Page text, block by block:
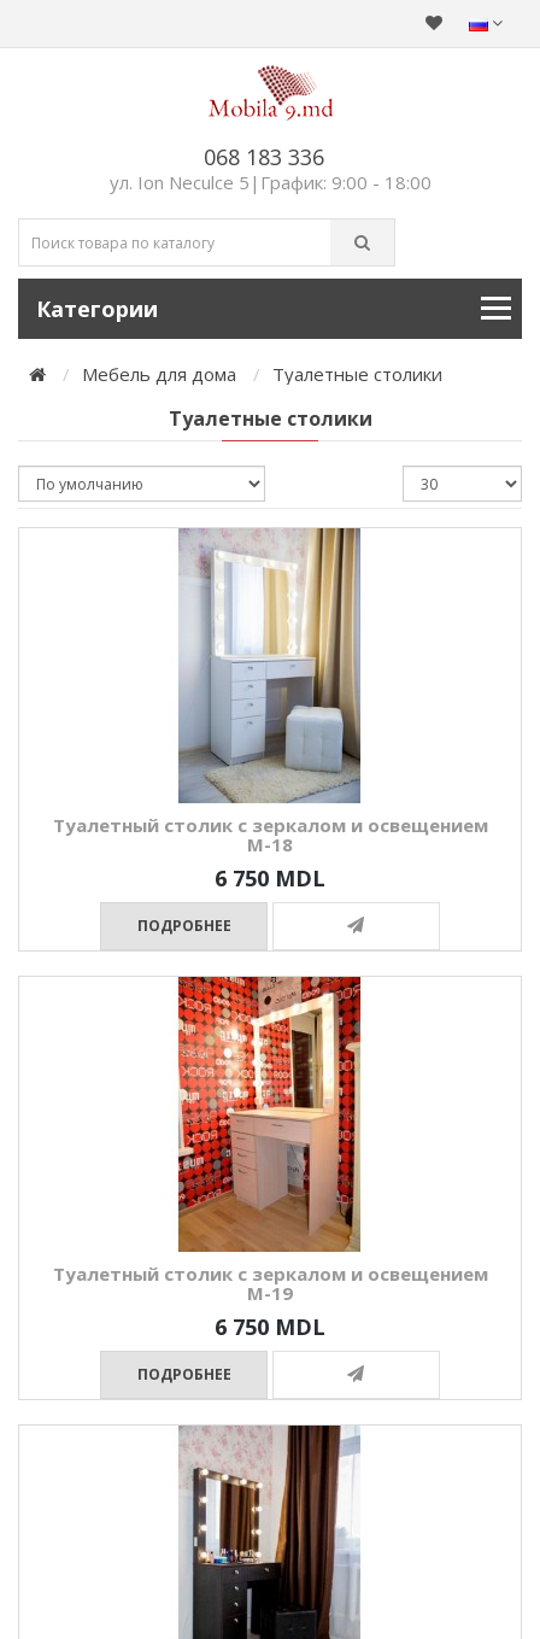
068 183 336
ул. Ion Neculce 5|График: 9:00 - 18:00
Категории
Мебель для дома Туалетные столики
Туалетные столики
Туалетный столик с зеркалом и освещением
М-18
6 750 MDL
ПОДРОБНЕЕ
Туалетный столик с зеркалом и освещением
М-19
6 750 MDL
ПОДРОБНЕЕ